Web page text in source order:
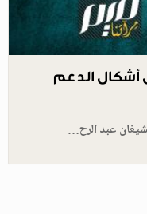
أشكال الدعم
عبد الرح…